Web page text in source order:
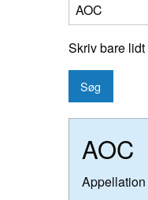
Skriv bare lidt
AOC